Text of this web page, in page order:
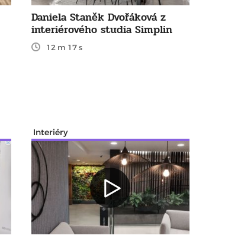
Daniela Staněk Dvořáková z
interiérového studia Simplin
12 m 17 s
Interiéry